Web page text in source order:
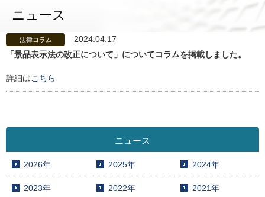
ニュース
法律コラム
2024.04.17
「景品表示法の改正について」についてコラムを掲載しました。
詳細はこちら
ニュース
2026年 2025年 2024年
2023年 2022年 2021年